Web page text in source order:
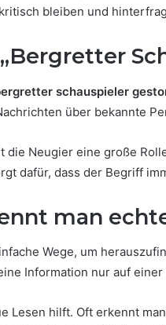
bleiben und
schauspieler
über bekannte
die Neugier eine große
dafür, dass der Begriff
man
Wege, um
Information nur auf
Lesen hilft. Oft erkennt